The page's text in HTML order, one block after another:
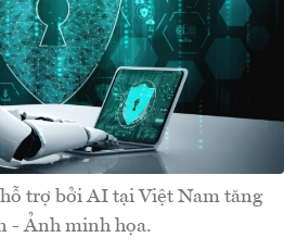
trợ bởi AI tại Việt Nam tăng
- Ảnh minh họa.